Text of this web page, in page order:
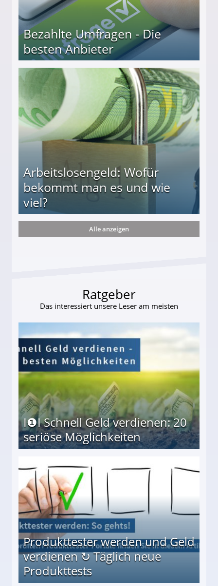
Bezahlte Umfragen - Die
besten Anbieter
Arbeitslosengeld: Wofür
bekommt man es und wie
viel?
und wie viel?
Alle anzeigen
Ratgeber
Das interessiert unsere Leser am meisten
I❶I Schnell Geld verdienen: 20
seriöse Möglichkeiten
Produkttester werden und Geld
verdienen ↻ Täglich neue
Produkttests